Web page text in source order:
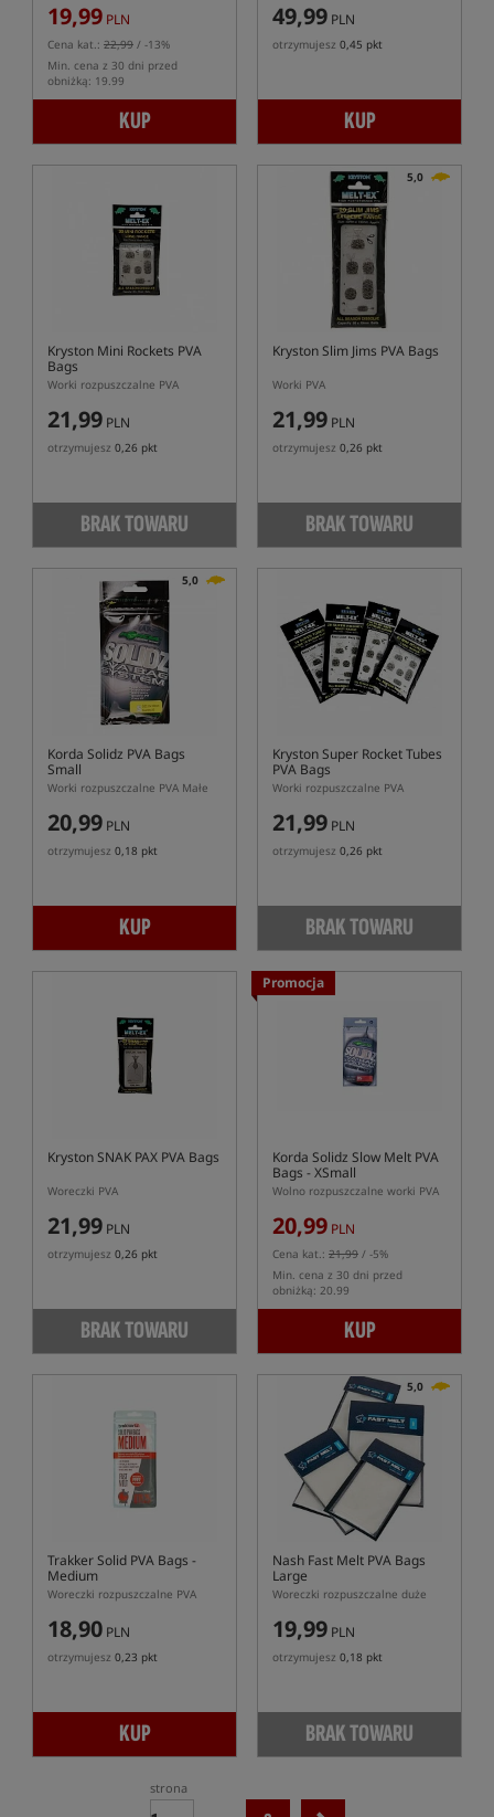
19,99 PLN
Cena kat.: 22,99 / -13%
Min. cena z 30 dni przed
obniżką: 19.99
KUP
49,99 PLN
otrzymujesz 0,45 pkt
KUP
Kryston Mini Rockets PVA
Bags
Worki rozpuszczalne PVA
21,99 PLN
otrzymujesz 0,26 pkt
BRAK TOWARU
5,0
Kryston Slim Jims PVA Bags
Worki PVA
21,99 PLN
otrzymujesz 0,26 pkt
BRAK TOWARU
5,0
Korda Solidz PVA Bags
Small
Worki rozpuszczalne PVA Małe
20,99 PLN
otrzymujesz 0,18 pkt
KUP
Kryston Super Rocket Tubes
PVA Bags
Worki rozpuszczalne PVA
21,99 PLN
otrzymujesz 0,26 pkt
BRAK TOWARU
Kryston SNAK PAX PVA Bags
Woreczki PVA
21,99 PLN
otrzymujesz 0,26 pkt
BRAK TOWARU
Promocja
Korda Solidz Slow Melt PVA
Bags - XSmall
Wolno rozpuszczalne worki PVA
20,99 PLN
Cena kat.: 21,99 / -5%
Min. cena z 30 dni przed
obniżką: 20.99
KUP
Trakker Solid PVA Bags -
Medium
Woreczki rozpuszczalne PVA
18,90 PLN
otrzymujesz 0,23 pkt
KUP
5,0
Nash Fast Melt PVA Bags
Large
Woreczki rozpuszczalne duże
19,99 PLN
otrzymujesz 0,18 pkt
BRAK TOWARU
strona